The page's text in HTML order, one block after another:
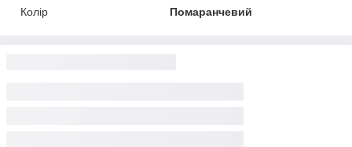
Колір
Помаранчевий